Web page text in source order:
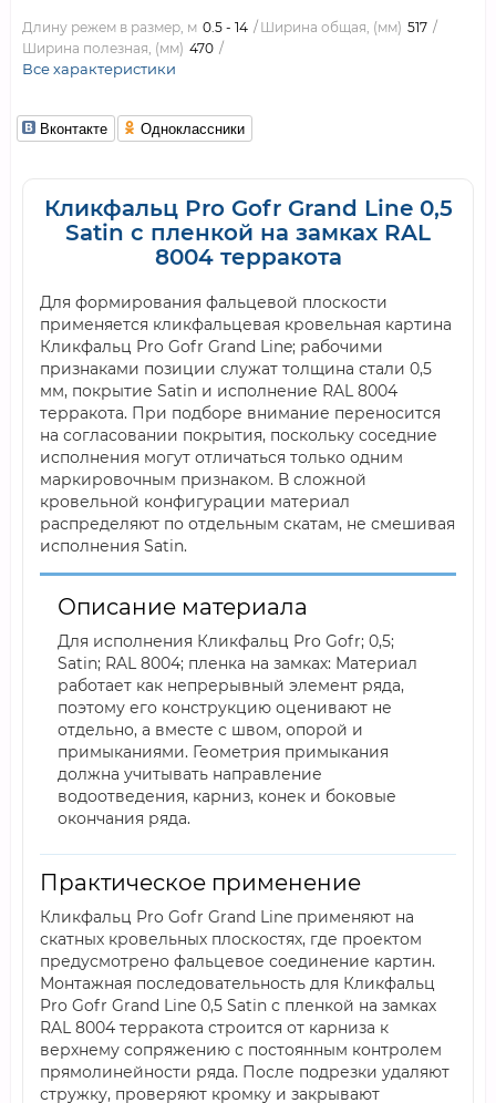
Длину режем в размер, м 0.5 - 14 Ширина общая, (мм) 517
Ширина полезная, (мм) 470
Все характеристики
Вконтакте Одноклассники
Кликфальц Pro Gofr Grand Line 0,5
Satin с пленкой на замках RAL
8004 терракота
Для формирования фальцевой плоскости
применяется кликфальцевая кровельная картина
Кликфальц Pro Gofr Grand Line; рабочими
признаками позиции служат толщина стали 0,5
мм, покрытие Satin и исполнение RAL 8004
терракота. При подборе внимание переносится
на согласовании покрытия, поскольку соседние
исполнения могут отличаться только одним
маркировочным признаком. В сложной
кровельной конфигурации материал
распределяют по отдельным скатам, не смешивая
исполнения Satin.
Описание материала
Для исполнения Кликфальц Pro Gofr; 0,5;
Satin; RAL 8004; пленка на замках: Материал
работает как непрерывный элемент ряда,
поэтому его конструкцию оценивают не
отдельно, а вместе с швом, опорой и
примыканиями. Геометрия примыкания
должна учитывать направление
водоотведения, карниз, конек и боковые
окончания ряда.
Практическое применение
Кликфальц Pro Gofr Grand Line применяют на
скатных кровельных плоскостях, где проектом
предусмотрено фальцевое соединение картин.
Монтажная последовательность для Кликфальц
Pro Gofr Grand Line 0,5 Satin с пленкой на замках
RAL 8004 терракота строится от карниза к
верхнему сопряжению с постоянным контролем
прямолинейности ряда. После подрезки удаляют
стружку, проверяют кромку и закрывают